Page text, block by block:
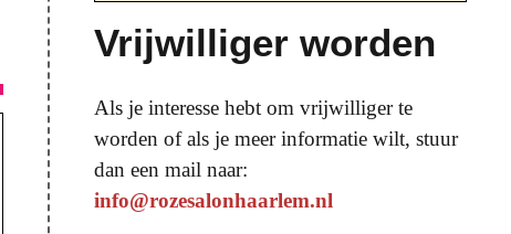
Vrijwilliger worden
Als je interesse hebt om vrijwilliger te
worden of als je meer informatie wilt, stuur
dan een mail naar:
info@rozesalonhaarlem.nl